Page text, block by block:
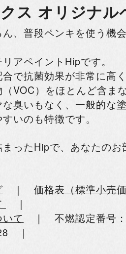
ス オリジナル
、普段ペンキを使う機
アペイントHipです。
で抗菌効果が非常に高
VOC）をほとんど含ま
臭いもなく、一般的な
いのも特徴です。
ったHipで、あなたの
｜ 価格表（標準小売
｜
て
｜ 不燃認定番
｜